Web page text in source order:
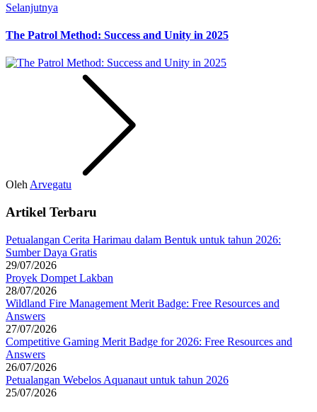
Selanjutnya
The Patrol Method: Success and Unity in 2025
OlehArvegatu
Artikel Terbaru
Petualangan Cerita Harimau dalam Bentuk untuk tahun 2026:
Sumber Daya Gratis
29/07/2026
Proyek Dompet Lakban
28/07/2026
Wildland Fire Management Merit Badge: Free Resources and
Answers
27/07/2026
Competitive Gaming Merit Badge for 2026: Free Resources and
Answers
26/07/2026
Petualangan Webelos Aquanaut untuk tahun 2026
25/07/2026